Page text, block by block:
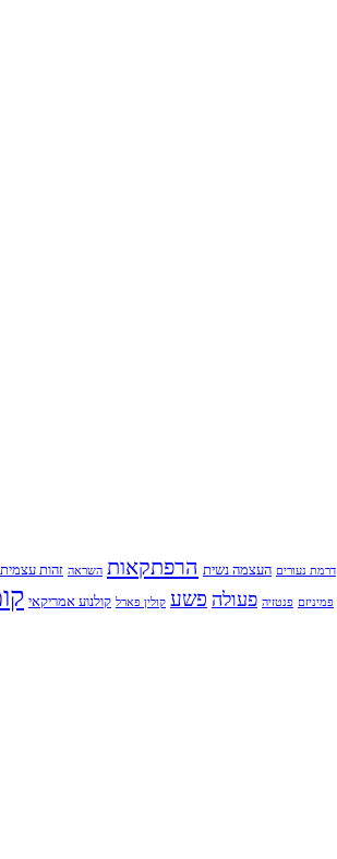
דרמת נעורים העצמה נשית הרפתקאות השראה זהות עצמית
פמיניזם פנטזיה פעולה פשע קולין פארל קולנוע אמריקאי